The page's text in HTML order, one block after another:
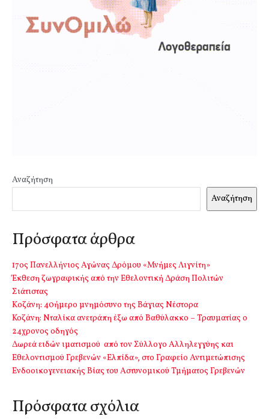
Αναζήτηση
Αναζήτηση
Πρόσφατα άρθρα
17ος Πανελλήνιος Αγώνας Δρόμου «Μνήμες Λιγνίτη»
Έκθεση ζωγραφικής από την Εθελοντική Δράση Πολιτών
Σιάτιστας
Kοζάνη: 40ήμερο μνημόσυνο της Βάγιας Νέστορα
Κοζάνη: Νταλίκα ανετράπη έξω από Βαθύλακκο – Τραυματίας ο
24χρονος οδηγός
Δωρεά ειδών ιματισμού από τον Σύλλογο Αλληλεγγύης και
Εθελοντισμού Γρεβενών «Ελπίδα», στο Γραφείο Αντιμετώπισης
Ενδοοικογενειακής Βίας του Αστυνομικού Τμήματος Γρεβενών
Πρόσφατα σχόλια